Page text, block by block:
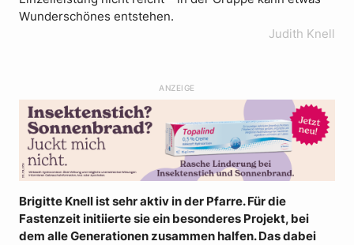
Wunderschönes entstehen.
Judith Knell
ANZEIGE
Brigitte Knell ist sehr aktiv in der Pfarre. Für die
Fastenzeit initiierte sie ein besonderes Projekt, bei
dem alle Generationen zusammen halfen. Das dabei